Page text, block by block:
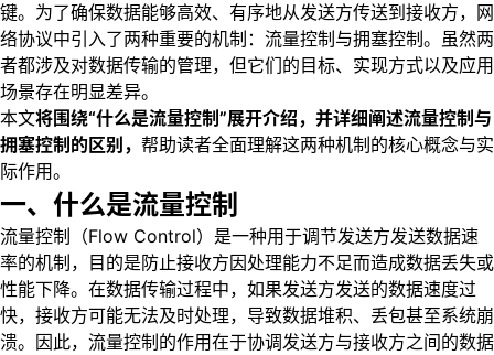
键。为了确保数据能够高效、有序地从发送方传送到接收方，网
络协议中引入了两种重要的机制：流量控制与拥塞控制。虽然两
者都涉及对数据传输的管理，但它们的目标、实现方式以及应用
场景存在明显差异。
本文将围绕“什么是流量控制”展开介绍，并详细阐述流量控制与
拥塞控制的区别， 帮助读者全面理解这两种机制的核心概念与实
际作用。
一、什么是流量控制
流量控制（Flow Control）是一种用于调节发送方发送数据速
率的机制，目的是防止接收方因处理能力不足而造成数据丢失或
性能下降。在数据传输过程中，如果发送方发送的数据速度过
快，接收方可能无法及时处理，导致数据堆积、丢包甚至系统崩
溃。因此，流量控制的作用在于协调发送方与接收方之间的数据